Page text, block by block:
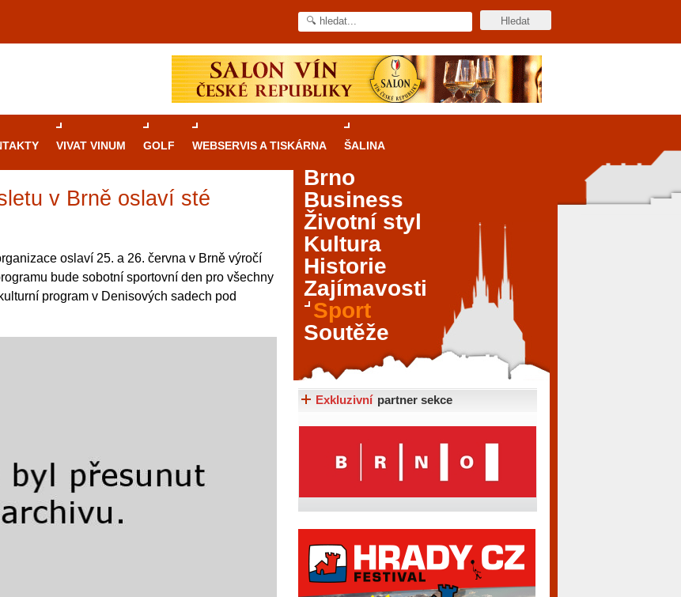
VIVAT VINUM GOLF WEBSERVIS A TISKÁRNA ŠALINA
v Brně oslaví sté
oslaví 25. a 26. června v Brně výročí
bude sobotní sportovní den pro všechny
program v Denisových sadech pod
Průvodcekasinovými hrami v Brně: Od
Brno je městem známým pro zajímavé památky, skvělé
restaurace, divadla a univerzity. Mimo jiné je ale také
místem, kde si můžete legálně a bezpečně vyzkoušet
různé kasinové hry. V neustále kvetoucí moravské
Brno
Business
Životní styl
Kultura
Historie
Zajímavosti
Sport
Soutěže
Exkluzivní partner sekce